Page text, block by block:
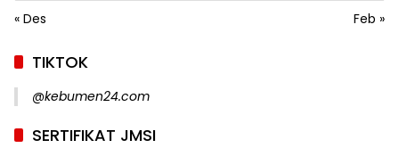
« Des
Feb »
TIKTOK
@kebumen24.com
SERTIFIKAT JMSI